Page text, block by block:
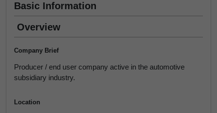
Basic Information
Overview
Company Brief
Producer / end user company active in the automotive
subsidiary industry.
Location